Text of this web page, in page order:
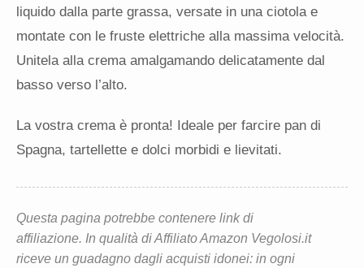
liquido dalla parte grassa, versate in una ciotola e
montate con le fruste elettriche alla massima velocità.
Unitela alla crema amalgamando delicatamente dal
basso verso l’alto.
La vostra crema è pronta! Ideale per farcire pan di
Spagna, tartellette e dolci morbidi e lievitati.
Questa pagina potrebbe contenere link di
affiliazione. In qualità di Affiliato Amazon Vegolosi.it
riceve un guadagno dagli acquisti idonei: in ogni